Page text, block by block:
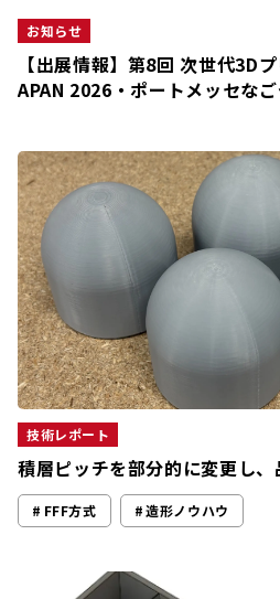
お知らせ
【出展情報】第8回 次世代3D
APAN 2026・ポートメッセな
技術レポート
積層ピッチを部分的に変更し、
FFF方式 造形ノウハウ